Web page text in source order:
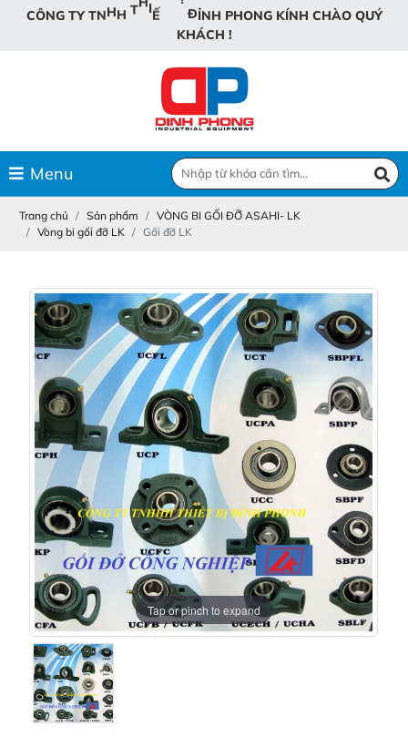
CÔNG TY TNHH T IẾT Ỉ
N
ONG KÍNH CHÀO QUÝ
KHÁCH !
Menu
Trang chủ Sản phẩm
VÒNG BI GỐI ĐỠ ASAHI- LK
Vòng bi gối đỡ LK
Gối đỡ LK
Tap or pinch to expand